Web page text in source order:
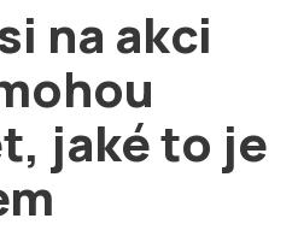
na akci
jaké to je